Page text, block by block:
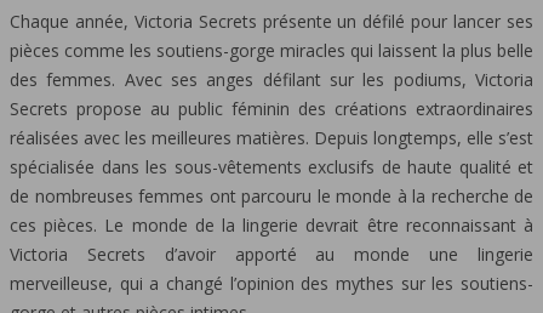
Chaque année, Victoria Secrets présente un défilé pour lancer ses
pièces comme les soutiens-gorge miracles qui laissent la plus belle
des femmes. Avec ses anges défilant sur les podiums, Victoria
Secrets propose au public féminin des créations extraordinaires
réalisées avec les meilleures matières. Depuis longtemps, elle s’est
spécialisée dans les sous-vêtements exclusifs de haute qualité et
de nombreuses femmes ont parcouru le monde à la recherche de
ces pièces. Le monde de la lingerie devrait être reconnaissant à
Victoria Secrets d’avoir apporté au monde une lingerie
merveilleuse, qui a changé l’opinion des mythes sur les soutiens-